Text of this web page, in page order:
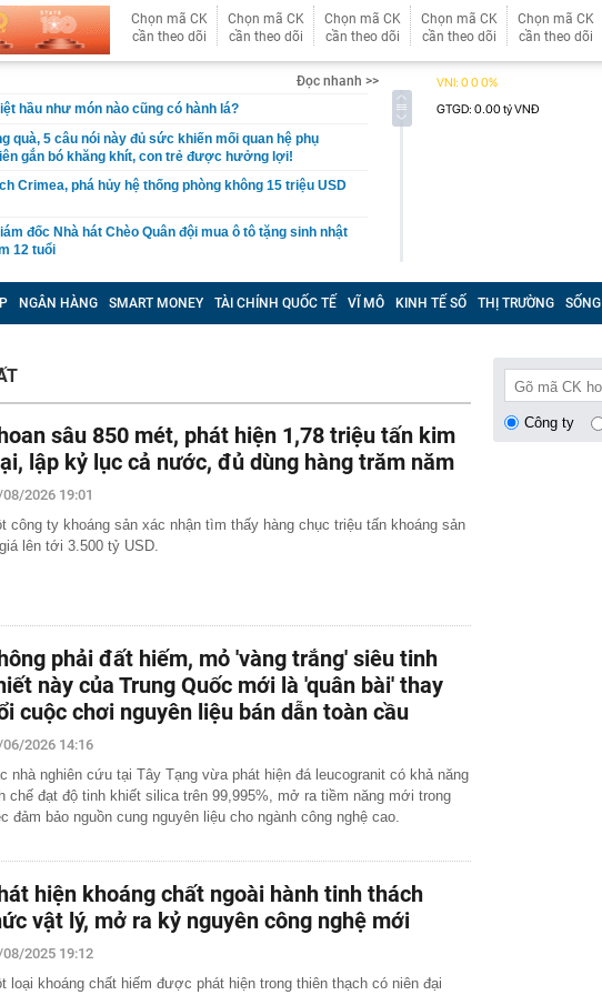
Chọn mã CK
cần theo dõi
Chọn mã CK
cần theo dõi
Chọn mã CK
cần theo dõi
Chọn mã CK
cần theo dõi
Chọn mã CK
cần theo dõi
Đọc nhanh >>
hầu như món nào cũng có hành lá?
quà, 5 câu nói này đủ sức khiến mối quan hệ phụ
gắn bó khăng khít, con trẻ được hưởng lợi!
Crimea, phá hủy hệ thống phòng không 15 triệu USD
đốc Nhà hát Chèo Quân đội mua ô tô tặng sinh nhật
12 tuổi
"dính" gần 100 lần phạt nguội do chạy quá tốc độ quy
7/2026 vi phạm 21 lần
bực bội vì lộ tin về kho đạn dược Mỹ
đợt nắng nóng mới, chấm dứt mưa dông
mà nấu dễ từ "vua của các loại rau", giàu axit folic gấp
nữ ăn đều sẽ tốt cho dạ dày và sống thọ
đen nhẻm chụp ảnh cùng Quế Ngọc Hải: Giờ thành
hô tên là cả nước mong có bàn thắng
kg vàng trị giá gần 311 tỷ đồng ngay trên một chiếc
Quốc
định giá đất, bất động sản có hạ nhiệt?
bố sẽ xây 10.000 trạm đổi pin ô tô điện vào năm
triệu xe mỗi ngày chỉ với 3 phút
bỗng gây sốt MXH vì nữ sinh được lên trang bìa quá
cô gái này giờ đã là Tiến sĩ, giảng viên ĐH!
SN 2000 và 29 người trong chuyên án phức tạp,
đặc biệt lớn
Nga không đứng yên: Cuộc đua ai nhanh hơn đang
đường sắt gần 9.000 tỷ ở Phú Quốc?
Thanh vừa công bố thay đổi lớn
NGÂN HÀNG SMART MONEY TÀI CHÍNH QUỐC TẾ VĨ MÔ KINH TẾ SỐ THỊ TRƯỜNG SỐNG
sâu 850 mét, phát hiện 1,78 triệu tấn kim
lập kỷ lục cả nước, đủ dùng hàng trăm năm
2026 19:01
công ty khoáng sản xác nhận tìm thấy hàng chục triệu tấn khoáng sản
lên tới 3.500 tỷ USD.
phải đất hiếm, mỏ 'vàng trắng' siêu tinh
này của Trung Quốc mới là 'quân bài' thay
cuộc chơi nguyên liệu bán dẫn toàn cầu
2026 14:16
nhà nghiên cứu tại Tây Tạng vừa phát hiện đá leucogranit có khả năng
chế đạt độ tinh khiết silica trên 99,995%, mở ra tiềm năng mới trong
đảm bảo nguồn cung nguyên liệu cho ngành công nghệ cao.
hiện khoáng chất ngoài hành tinh thách
vật lý, mở ra kỷ nguyên công nghệ mới
08/2025 19:12
loại khoáng chất hiếm được phát hiện trong thiên thạch có niên đại
Công ty